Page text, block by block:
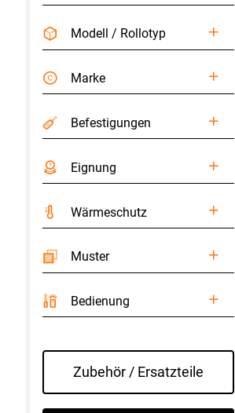
Modell / Rollotyp
Marke
Befestigungen
Eignung
Wärme­schutz
Muster
Bedienung
Zubehör / Ersatzteile